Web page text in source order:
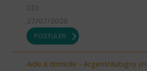
CDI
27/07/2026
POSTULER
Aide à domicile - Argent/Aubigny